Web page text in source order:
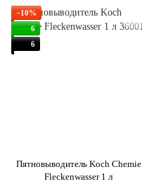
−10%
6
6
Пятновыводитель Koch Chemie
Fleckenwasser 1 л